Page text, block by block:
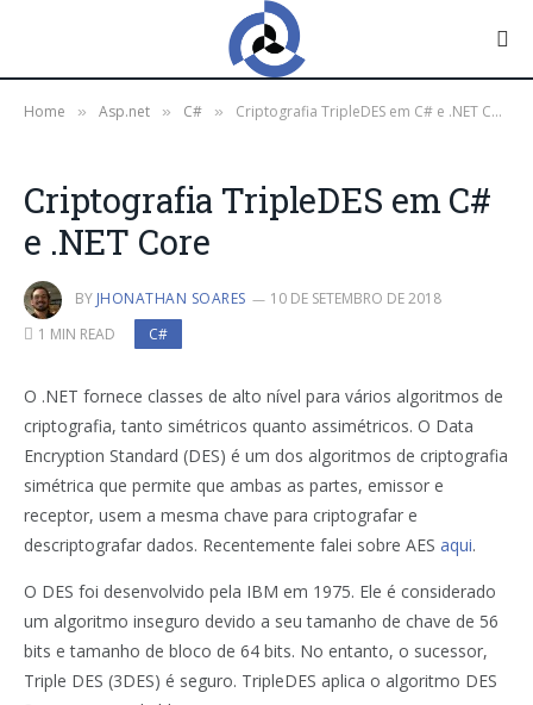
Home » Asp.net » C# » Criptografia TripleDES em C# e .NET Core
Criptografia TripleDES em C#
e .NET Core
BY JHONATHAN SOARES
10 DE SETEMBRO DE 2018
1 MIN READ
C#
O .NET fornece classes de alto nível para vários algoritmos de
criptografia, tanto simétricos quanto assimétricos. O Data
Encryption Standard (DES) é um dos algoritmos de criptografia
simétrica que permite que ambas as partes, emissor e
receptor, usem a mesma chave para criptografar e
descriptografar dados. Recentemente falei sobre AES aqui.
O DES foi desenvolvido pela IBM em 1975. Ele é considerado
um algoritmo inseguro devido a seu tamanho de chave de 56
bits e tamanho de bloco de 64 bits. No entanto, o sucessor,
Triple DES (3DES) é seguro. TripleDES aplica o algoritmo DES